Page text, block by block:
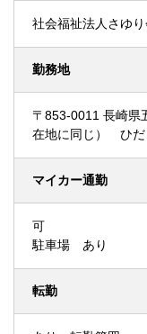
社会福祉法人さゆ
勤務地
〒853-0011 長崎県
在地に同じ） ひだ
マイカー通勤
可
駐車場 あり
転勤